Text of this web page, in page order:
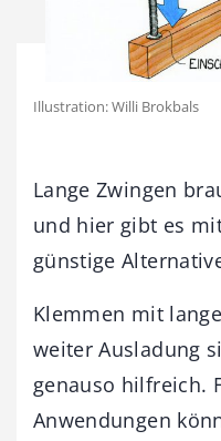
Illustration: Willi Brokbals
Lange Zwingen
und hier gibt es
günstige
Klemmen mit
weiter Ausladung
genauso hilfreich.
Anwendungen